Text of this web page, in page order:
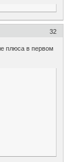
32
плюса в первом